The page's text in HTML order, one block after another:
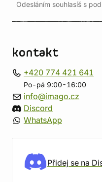
Odesláním souhlasíš s
kontakt
+420 774 421 641
Po-pá 9:00-16:00
info@imago.cz
Discord
WhatsApp
Přidej se na